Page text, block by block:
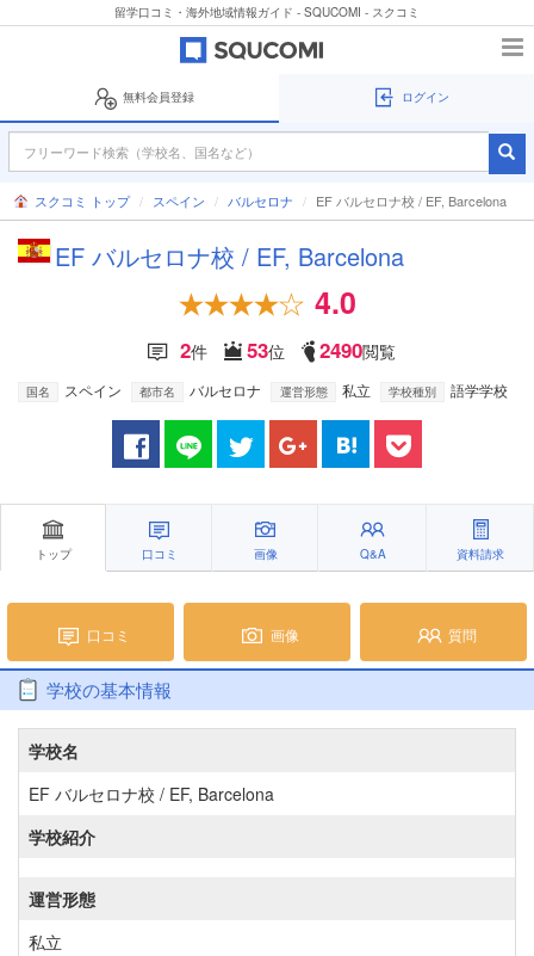
留学口コミ・海外地域情報ガイド - SQUCOMI - スクコミ
無料会員登録 ログイン
スクコミ トップ スペイン バルセロナ EF バルセロナ校 / EF, Barcelona
EF バルセロナ校 / EF, Barcelona
4.0
2件 53位 2490閲覧
国名 スペイン 都市名 バルセロナ 運営形態 私立 学校種別 語学学校
トップ 口コミ 画像 Q&A 資料請求
口コミ 画像 質問
学校の基本情報
学校名
EF バルセロナ校 / EF, Barcelona
学校紹介
運営形態
私立